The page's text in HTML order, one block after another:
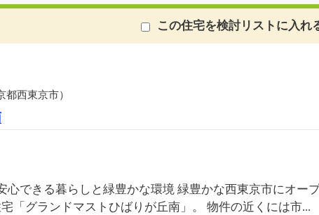
この住宅を検討リストに入れ
都西東京市）
心できる暮らしと緑豊かな環境 緑豊かな西東京市にオー
「グランドマストひばりが丘南」。 物件の近くには市...